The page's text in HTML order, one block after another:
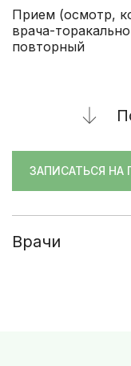
Прием (осмотр,
врача-
повторный
ЗАПИСАТЬСЯ НА
Врачи